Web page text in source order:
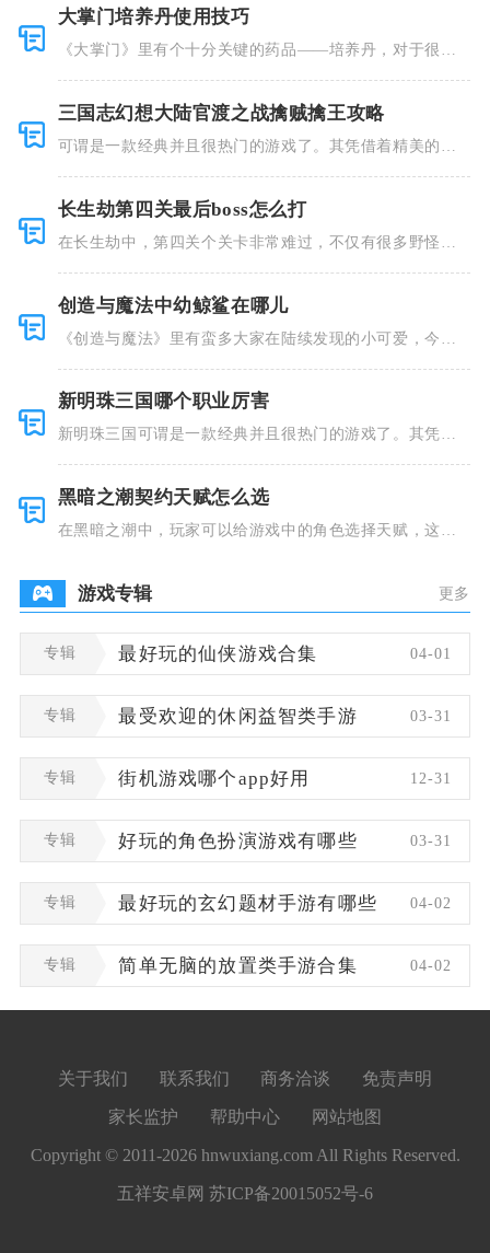
大掌门培养丹使用技巧
《大掌门》里有个十分关键的药品——培养丹，对于很多
三国志幻想大陆官渡之战擒贼擒王攻略
可谓是一款经典并且很热门的游戏了。其凭借着精美的画
长生劫第四关最后boss怎么打
在长生劫中，第四关个关卡非常难过，不仅有很多野怪，
创造与魔法中幼鲸鲨在哪儿
《创造与魔法》里有蛮多大家在陆续发现的小可爱，今天
新明珠三国哪个职业厉害
新明珠三国可谓是一款经典并且很热门的游戏了。其凭借
黑暗之潮契约天赋怎么选
在黑暗之潮中，玩家可以给游戏中的角色选择天赋，这些
游戏专辑 更多
专辑 最好玩的仙侠游戏合集 04-01
专辑 最受欢迎的休闲益智类手游 03-31
专辑 街机游戏哪个app好用 12-31
专辑 好玩的角色扮演游戏有哪些 03-31
专辑 最好玩的玄幻题材手游有哪些 04-02
专辑 简单无脑的放置类手游合集 04-02
关于我们 联系我们 商务洽谈 免责声明
家长监护 帮助中心 网站地图
Copyright © 2011-2026 hnwuxiang.com All Rights Reserved.
五祥安卓网 苏ICP备20015052号-6